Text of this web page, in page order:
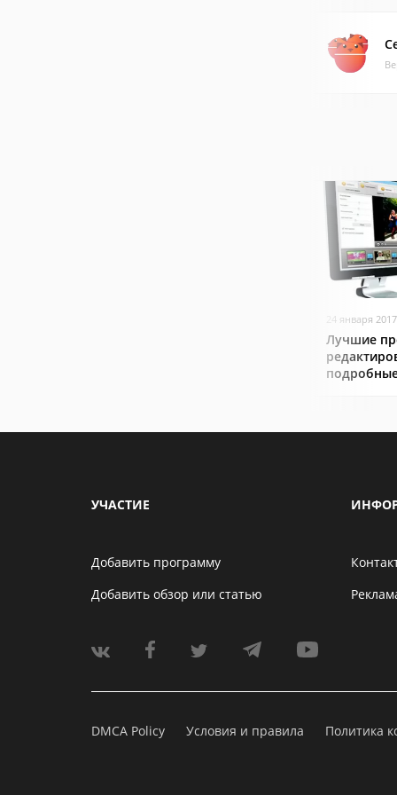
24 января 2017
Лучшие
УЧАСТИЕ
Добавить программу
Добавить обзор или статью
DMCA Policy Условия и правила Политика